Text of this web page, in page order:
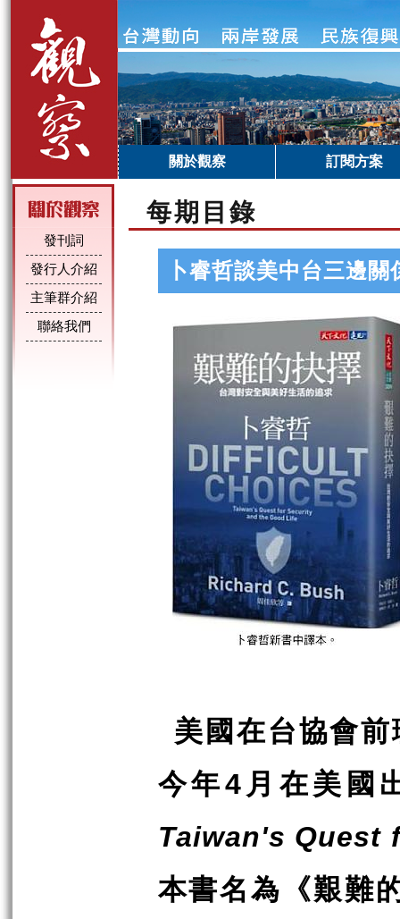
關於觀察 訂閱方案
發刊詞
發行人介紹
主筆群介紹
聯絡我們
每期目錄
卜睿哲談美中台三邊
美國在台協會
今年4 月在美國
Taiwan's Quest
本書名為《艱難